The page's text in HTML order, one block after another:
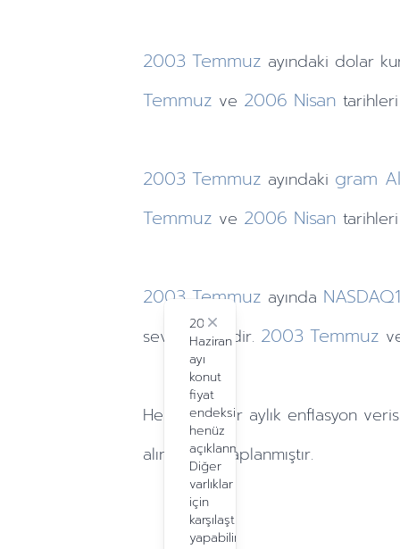
2003 Temmuz ayındaki dolar
Temmuz ve 2006 Nisan
2003 Temmuz ayındaki gram
Temmuz ve 2006 Nisan
2024
Haziran
ayı
konut
fiyat
endeksi
henüz
açıklanmadı.
Diğer
varlıklar
için
karşılaştırma
yapabilirsiniz.
Close
2003 Temmuz ayında
seviyesindedir. 2003 Temmuz
Hesaplamalar aylık enflasyon
alınarak hesaplanmıştır.